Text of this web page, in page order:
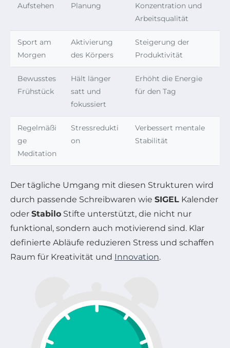
Aufstehen
Planung
Konzentration und
Arbeitsqualität
Sport am
Morgen
Aktivierung
des Körpers
Steigerung der
Produktivität
Bewusstes
Frühstück
Hält länger
satt und
fokussiert
Erhöht die Energie
für den Tag
Regelmäßi
ge
Meditation
Stressredukti
on
Verbessert mentale
Stabilität
Der tägliche Umgang mit diesen Strukturen wird
durch passende Schreibwaren wie SIGEL Kalender
oder Stabilo Stifte unterstützt, die nicht nur
funktional, sondern auch motivierend sind. Klar
definierte Abläufe reduzieren Stress und schaffen
Raum für Kreativität und Innovation.